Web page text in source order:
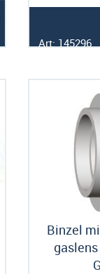
Art: 145296
Binzel